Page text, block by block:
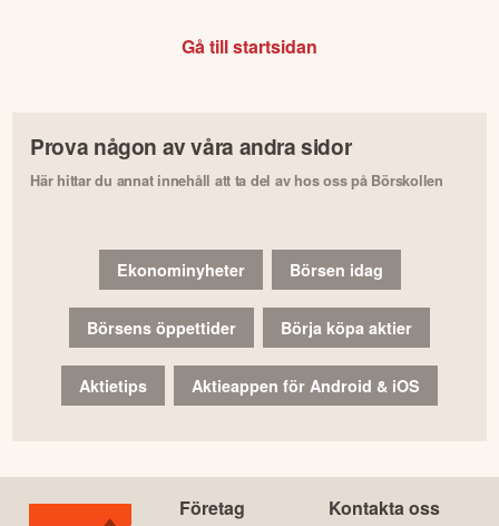
Gå till startsidan
Prova någon av våra andra sidor
Här hittar du annat innehåll att ta del av hos oss på Börskollen
Ekonominyheter Börsen idag
Börsens öppettider Börja köpa aktier
Aktietips Aktieappen för Android & iOS
Företag Kontakta oss